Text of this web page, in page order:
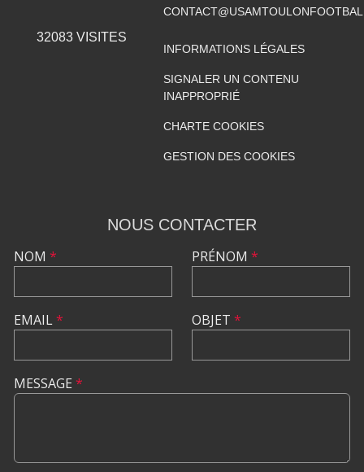
32083VISITES
INFORMATIONS LÉGALES
SIGNALER UN CONTENU
INAPPROPRIÉ
CHARTE COOKIES
GESTION DES COOKIES
NOUS CONTACTER
NOM *
EMAIL*
PRÉNOM *
OBJET *
MESSAGE *